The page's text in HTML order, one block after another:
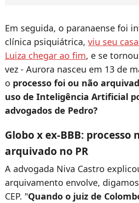
Em seguida, o paranaense foi
clínica psiquiátrica, viu seu
Luiza chegar ao fim, e se
vez - Aurora nasceu em 13 de
o processo foi ou não
uso de Inteligência Artificial
advogados de Pedro?
Globo x ex-BBB: processo
arquivado no PR
A advogada Niva Castro
arquivamento envolve,
CEP. "Quando o juiz de